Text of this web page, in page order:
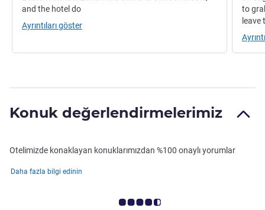
and the hotel do
Ayrıntıları göster
to
leave
Konuk değerlendirmelerimiz
Otelimizde konaklayan konuklarımızdan %100 onaylı yorumlar
Daha fazla bilgi edinin